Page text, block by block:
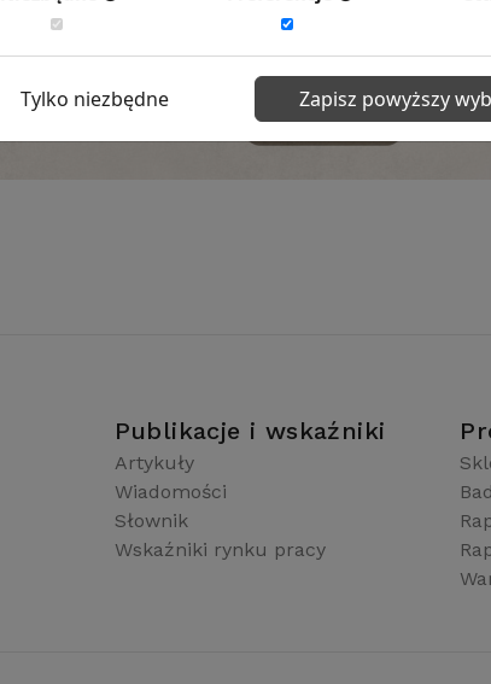
Publikacje i wskaźniki
Artykuły
Wiadomości
Słownik
Wskaźniki rynku pracy
Tylko niezbędne Zapisz powyższy